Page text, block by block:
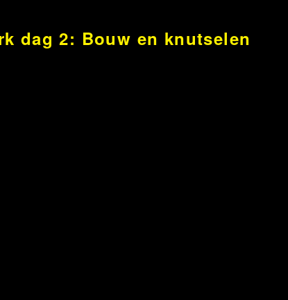
dag 2: Bouw en knutselen